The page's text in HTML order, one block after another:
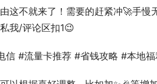
这不就来了！需要的赶紧冲🚀手慢
我/评论区扣1😉
信 #流量卡推荐 #省钱攻略 #本地